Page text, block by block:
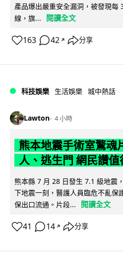
產品爆出嚴重安全漏洞，被發現每
線，旗...
閱讀全文
163 42 ↗ 分享
科技娛樂 生活娛樂 城中熱話
Lawton 4 小時
熊本地震手術室驚魂
人、逃生門 網民讚值
熊本縣 7 月 28 日發生 7.1 級地震
下地震一刻，醫護人員臨危不亂保
保出口流通。片段...
閱讀全文
41 14 ↗ 分享